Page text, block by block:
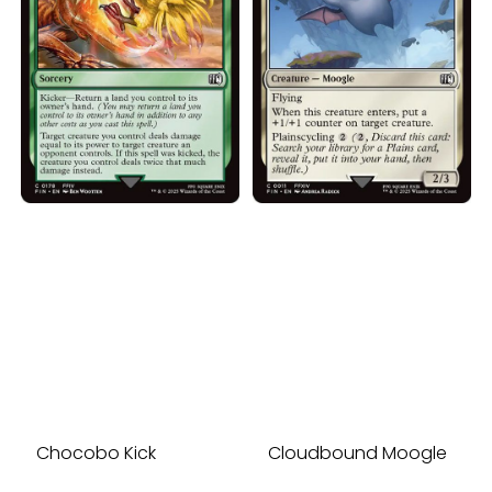
Chocobo Kick Cloudbound Moogle